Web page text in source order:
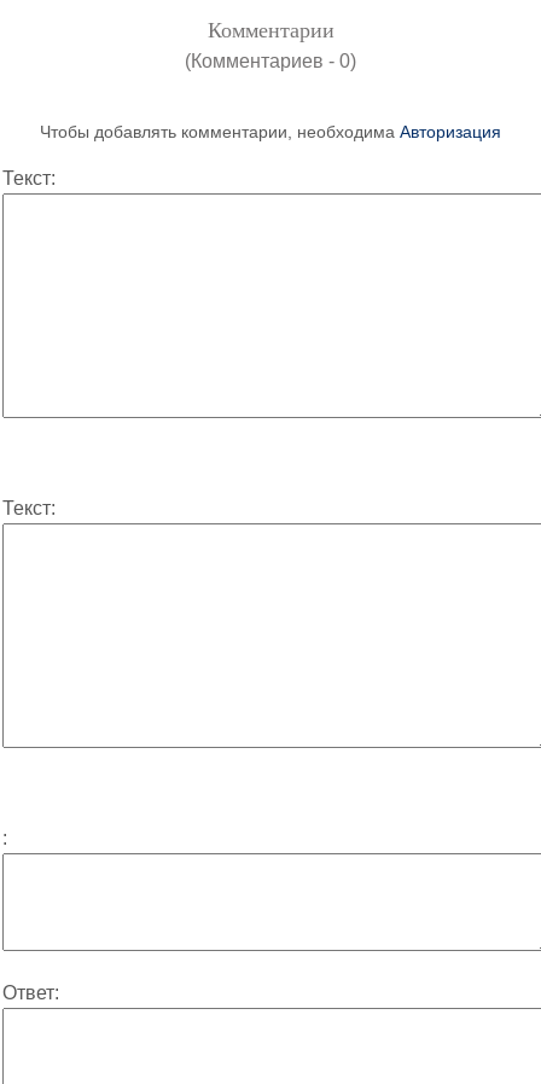
Комментарии
(Комментариев - 0)
Чтобы добавлять комментарии, необходима Авторизация
Текст:
Текст:
:
Ответ: